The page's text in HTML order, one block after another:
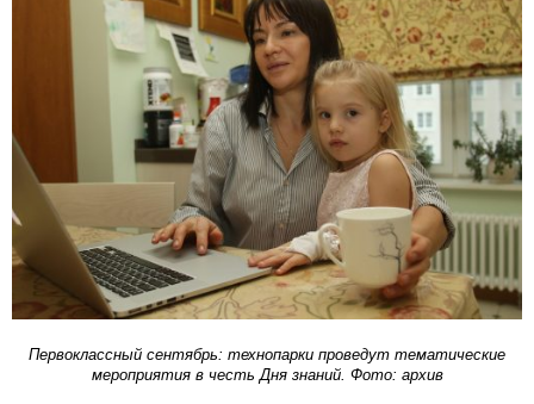
Первоклассный сентябрь: технопарки проведут тематические
мероприятия в честь Дня знаний. Фото: архив